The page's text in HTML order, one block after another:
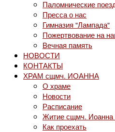
Паломнические
Пресса о нас
Гимназия "Лампада"
Пожертвование на
Вечная память
НОВОСТИ
КОНТАКТЫ
ХРАМ сщмч. ИОАННА
О храме
Новости
Расписание
Житие сщмч. Иоанна
Как проехать